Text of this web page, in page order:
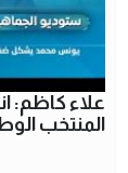
علاء كاظم:
المنتخب